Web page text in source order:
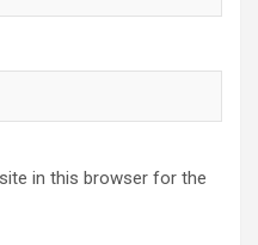
in this browser for the